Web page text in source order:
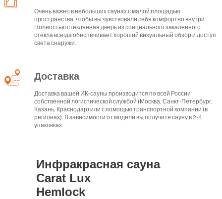
Очень важно в небольших саунах с малой площадью
пространства, чтобы вы чувствовали себя комфортно внутри.
Полностью стеклянная дверь из специального закаленного
стекла всегда обеспечивает хороший визуальный обзор и доступ
света снаружи.
Доставка
Доставка вашей ИК-сауны производится по всей России
собственной логистической службой (Москва, Санкт-Петербург,
Казань, Краснодар) или с помощью транспортной компании (в
регионах). В зависимости от модели вы получите сауну в 2-4
упаковках.
Инфракрасная сауна
Carat Lux
Hemlock